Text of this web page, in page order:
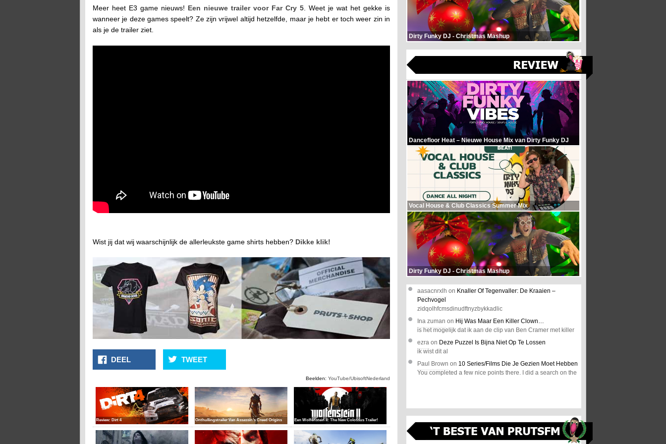
Meer heet E3 game nieuws! Een nieuwe trailer voor Far Cry 5 . Weet je wat het gekke is
wanneer je deze games speelt? Ze zijn vrijwel altijd hetzelfde, maar je hebt er toch weer zin in
als je de trailer ziet.
Wist jij dat wij waarschijnlijk de allerleukste game shirts hebben? Dikke klik!
DEEL TWEET
Beelden: YouTube/UbisoftNederland
Review: Dirt 4 Onthullingstrailer Van Assassin’s Creed Origins Een Wolfenstein II: The New Colossus Trailer!
Dirty Funky DJ - Christmas Mashup
Dancefloor Heat – Nieuwe House Mix van Dirty Funky DJ
Vocal House & Club Classics Summer Mix
Dirty Funky DJ - Christmas Mashup
aasacnrxlh on Knaller Of Tegenvaller: De Kraaien –
Pechvogel
zidqolhfcmsdinudftnyzbykkadlic
Ina zuman on Hij Was Maar Een Killer Clown…
is het mogelijk dat ik aan de clip van Ben Cramer met killer
ezra on Deze Puzzel Is Bijna Niet Op Te Lossen
ik wist dit al
Paul Brown on 10 Series/Films Die Je Gezien Moet Hebben
You completed a few nice points there. I did a search on the